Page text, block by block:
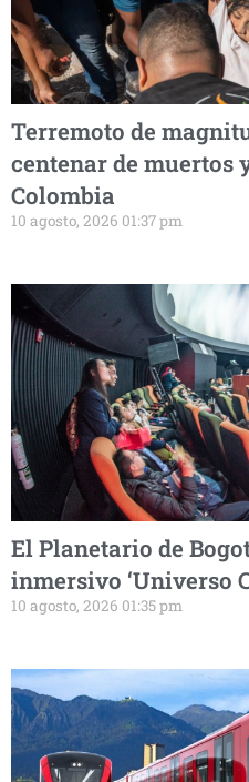
Terremoto de
centenar de muertos
Colombia
10 agosto, 2026 01:37 pm
El Planetario de
inmersivo ‘Universo
10 agosto, 2026 01:35 pm